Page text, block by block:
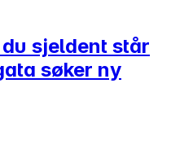
sjeldent står
søker ny